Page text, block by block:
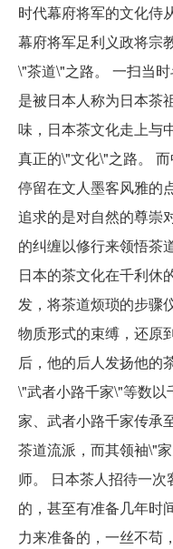
时代幕府将军的文化侍
幕府将军足利义政将宗
\"茶道\"之路。 一扫当
是被日本人称为日本茶
味，日本茶文化走上与
真正的\"文化\"之路。
停留在文人墨客风雅的
追求的是对自然的尊崇
的纠缠以修行来领悟茶
日本的茶文化在千利休
发，将茶道烦琐的步骤
物质形式的束缚，还原
后，他的后人发扬他的
\"武者小路千家\"等数
家、武者小路千家传承
茶道流派，而其领袖\"
师。 日本茶人招待一
的，甚至有准备几年时
力来准备的，一丝不苟